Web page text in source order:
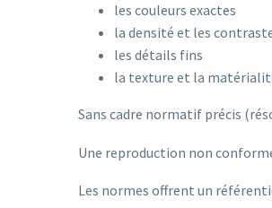
les couleurs exactes
la densité et les
les détails fins
la texture et la
Sans cadre normatif précis
Une reproduction non
Les normes offrent un